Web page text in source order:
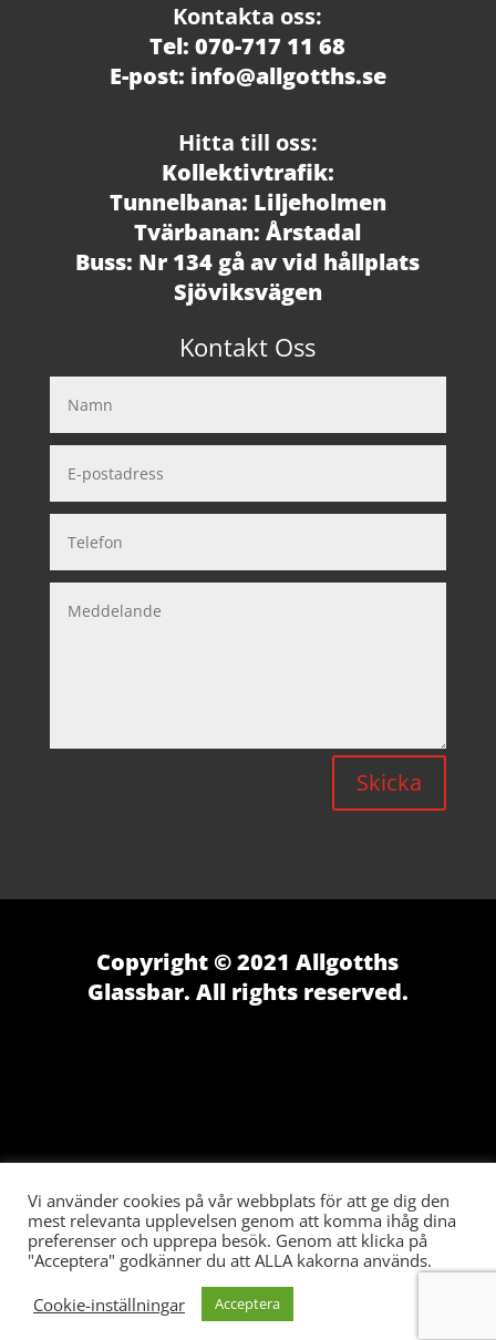
Kontakta oss:
Tel: 070-717 11 68
E-post: info@allgotths.se
Hitta till oss:
Kollektivtrafik:
Tunnelbana: Liljeholmen
Tvärbanan: Årstadal
Buss: Nr 134 gå av vid hållplats
Sjöviksvägen
Kontakt Oss
Skicka
Copyright © 2021 Allgotths
Glassbar. All rights reserved.
Vi använder cookies på vår webbplats för att ge dig den
mest relevanta upplevelsen genom att komma ihåg dina
preferenser och upprepa besök. Genom att klicka på
"Acceptera" godkänner du att ALLA kakorna används.
Cookie-inställningar
Acceptera